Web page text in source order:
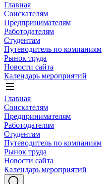
Главная
Соискателям
Предпринимателям
Работодателям
Студентам
Путеводитель по компаниям
Рынок труда
Новости сайта
Календарь мероприятий
Главная
Соискателям
Предпринимателям
Работодателям
Студентам
Путеводитель по компаниям
Рынок труда
Новости сайта
Календарь мероприятий